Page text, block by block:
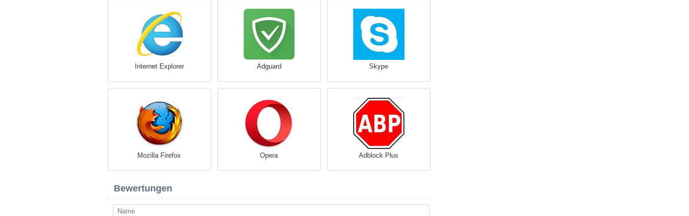
Internet Explorer Adguard Skype
Mozilla Firefox Opera Adblock Plus
Bewertungen